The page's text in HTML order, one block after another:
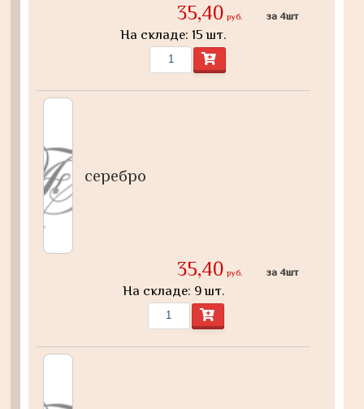
35,40 руб. за 4шт
На складе: 15 шт.
серебро
35,40 руб. за 4шт
На складе: 9 шт.